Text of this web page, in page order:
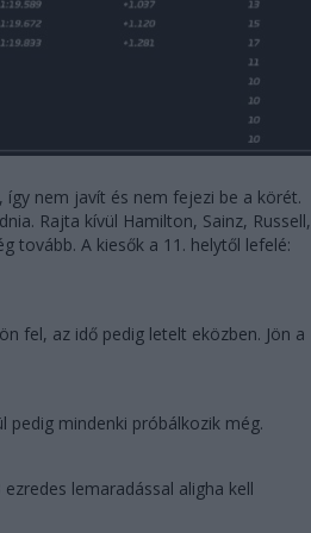
nem javít és nem fejezi be a körét.
Rajta kívül Hamilton, Sainz, Russell,
tovább. A kiesők a 11. helytől lefelé:
fel, az idő pedig letelt eközben. Jön a
pedig mindenki próbálkozik még.
lemaradással aligha kell